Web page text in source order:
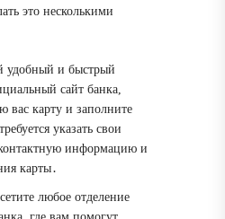
это несколькими
удобный и быстрый
сайт банка,
вас карту и заполните
указать свои
информацию и
карты․
любое отделение